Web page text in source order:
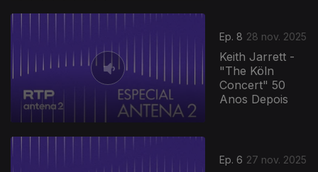
Ep. 8 28 nov. 2025
Keith Jarrett -
"The Köln
Concert" 50
Anos Depois
Ep. 6 27 nov. 2025